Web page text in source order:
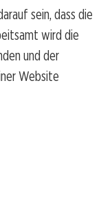
sein, dass die
wird die
und der
Website